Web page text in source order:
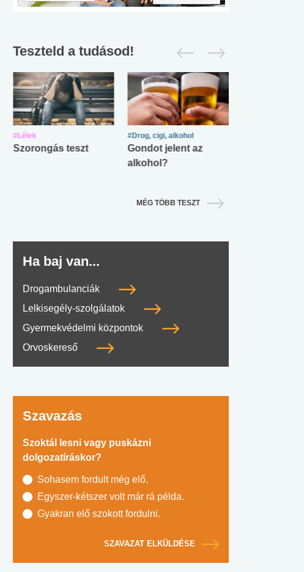
Teszteld a tudásod!
#Lélek
Szorongás teszt
#Drog, cigi, alkohol
Gondot jelent az
alkohol?
MÉG TÖBB TESZT
Ha baj van...
Drogambulanciák
Lelkisegély-szolgálatok
Gyermekvédelmi központok
Orvoskereső
Szavazás
Szoktál lesni vagy puskázni
dolgozatíráskor?
Sohasem fordult még elő.
Egyszer-kétszer volt már rá példa.
Gyakran elő szokott fordulni.
SZAVAZAT ELKÜLDÉSE